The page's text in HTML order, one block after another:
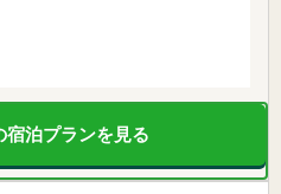
宿泊プランを見る